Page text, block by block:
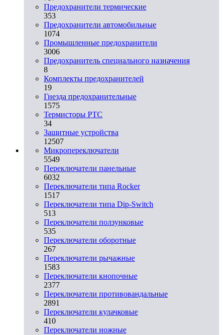
Предохранители термические
353
Предохранители автомобильные
1074
Промышленные предохранители
3006
Предохранитель специального назначения
8
Комплекты предохранителей
19
Гнезда предохранительные
1575
Термисторы PTC
34
Защитные устройства
12507
Микропереключатели
5549
Переключатели панельные
6032
Переключатели типа Rocker
1517
Переключатели типа Dip-Switch
513
Переключатели ползунковые
535
Переключатели оборотные
267
Переключатели рычажные
1583
Переключатели кнопочные
2377
Переключатели противовандальные
2891
Переключатели кулачковые
410
Переключатели ножные